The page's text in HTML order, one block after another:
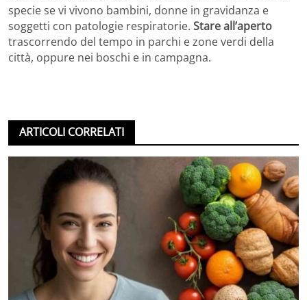
specie se vi vivono bambini, donne in gravidanza e
soggetti con patologie respiratorie. Stare all’aperto
trascorrendo del tempo in parchi e zone verdi della
città, oppure nei boschi e in campagna.
ARTICOLI CORRELATI